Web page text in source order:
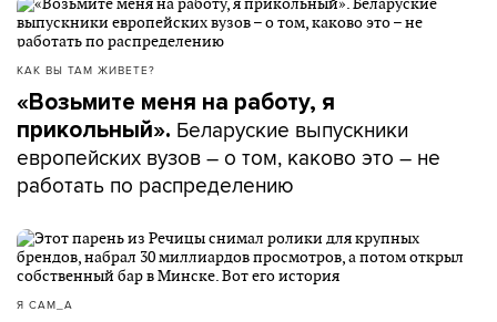
КАК ВЫ ТАМ ЖИВЕТЕ?
«Возьмите меня на работу, я
прикольный». Беларуские выпускники
европейских вузов – о том, каково это – не
работать по распределению
Я САМ_А